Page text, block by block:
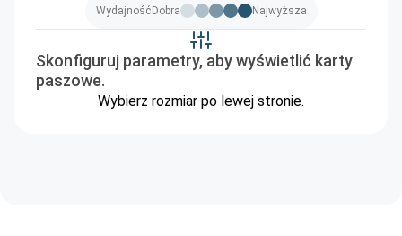
Wydajność Dobra Najwyższa
Skonfiguruj parametry, aby wyświetlić karty
paszowe.
Wybierz rozmiar po lewej stronie.